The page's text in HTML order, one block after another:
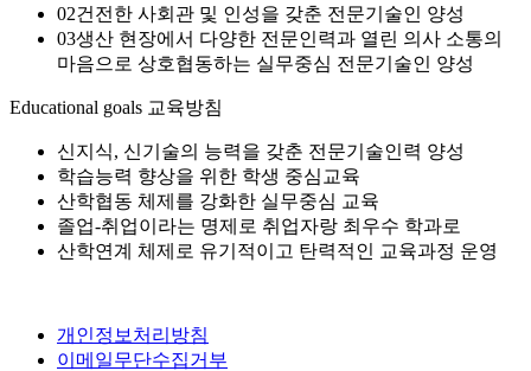
02건전한 사회관 및 인성을 갖춘 전문기술인 양성
03생산 현장에서 다양한 전문인력과 열린 의사 소통의
마음으로 상호협동하는 실무중심 전문기술인 양성
Educational goals 교육방침
신지식, 신기술의 능력을 갖춘 전문기술인력 양성
학습능력 향상을 위한 학생 중심교육
산학협동 체제를 강화한 실무중심 교육
졸업-취업이라는 명제로 취업자랑 최우수 학과로
산학연계 체제로 유기적이고 탄력적인 교육과정 운영
개인정보처리방침
이메일무단수집거부